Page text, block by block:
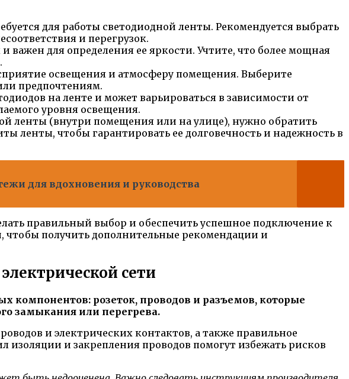
для работы светодиодной ленты. Рекомендуется выбрать
и перегрузок.
важен для определения ее яркости. Учтите, что более мощная
освещения и атмосферу помещения. Выберите
предпочтениям.
на ленте и может варьироваться в зависимости от
уровня освещения.
ленты (внутри помещения или на улице), нужно обратить
ленты, чтобы гарантировать ее долговечность и надежность в
для вдохновения и руководства
правильный выбор и обеспечить успешное подключение к
чтобы получить дополнительные рекомендации и
сети
розеток, проводов и разъемов, которые
замыкания или перегрева.
и электрических контактов, а также правильное
изоляции и закрепления проводов помогут избежать рисков